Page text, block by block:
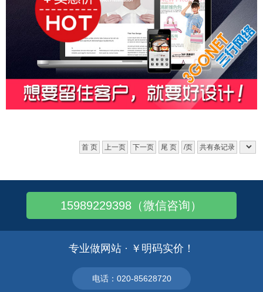
首 页 上一页 下一页 尾 页 /页 共有条记录
15989229398（微信咨询）
专业做网站 · ￥明码实价！
电话：020-85628720